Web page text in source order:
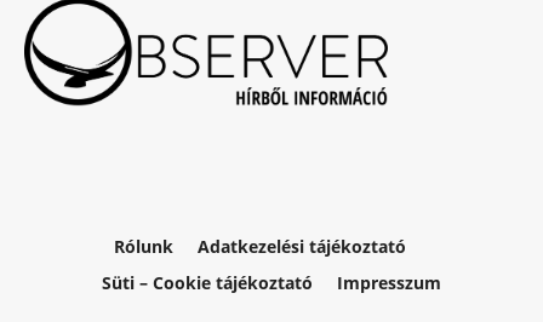
Rólunk
Adatkezelési tájékoztató
Süti – Cookie tájékoztató
Impresszum